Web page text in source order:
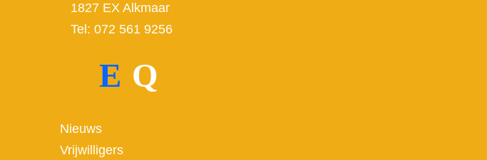
1827 EX Alkmaar
Tel: 072 561 9256
E Q
Nieuws
Vrijwilligers